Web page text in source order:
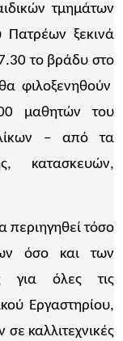
τμημάτων
Πατρέων ξεκινά
το βράδυ στο
φιλοξενηθούν
μαθητών του
– από τα
κατασκευών,
περιηγηθεί τόσο
όσο και των
για όλες τις
Εργαστηρίου,
καλλιτεχνικές